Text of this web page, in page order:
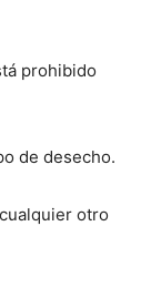
prohibido
de desecho.
otro